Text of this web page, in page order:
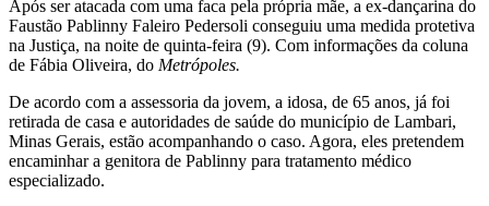
Após ser atacada com uma faca pela própria mãe, a ex-dançarina do
Faustão Pablinny Faleiro Pedersoli conseguiu uma medida protetiva
na Justiça, na noite de quinta-feira (9). Com informações da coluna
de Fábia Oliveira, do Metrópoles.
De acordo com a assessoria da jovem, a idosa, de 65 anos, já foi
retirada de casa e autoridades de saúde do município de Lambari,
Minas Gerais, estão acompanhando o caso. Agora, eles pretendem
encaminhar a genitora de Pablinny para tratamento médico
especializado.